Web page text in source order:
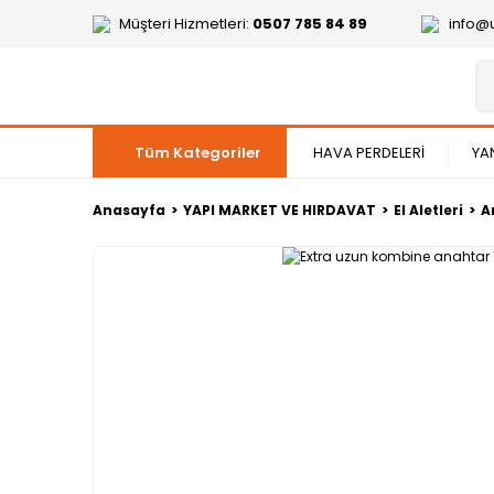
Müşteri Hizmetleri: 0507 785 84 89
Tüm Kategoriler HAVA PERDELERİ
Anasayfa YAPI MARKET VE HIRDAVAT El Aletleri